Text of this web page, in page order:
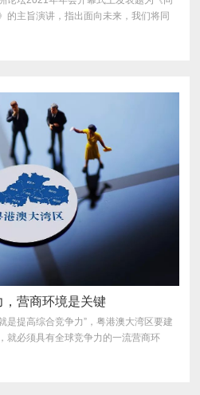
惠民生、可持续目标。
营商环境是关键